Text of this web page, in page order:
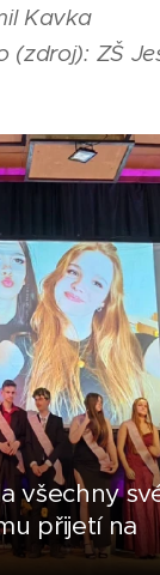
Kavka
(zdroj): ZŠ
všechny
přijetí na